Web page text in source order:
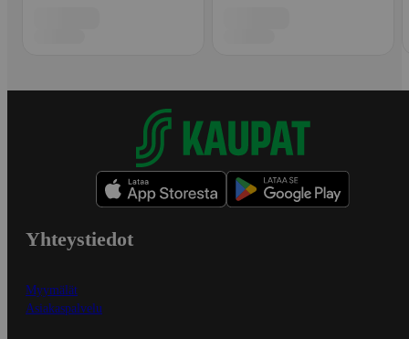
Yhteystiedot
Myymälät
Asiakaspalvelu